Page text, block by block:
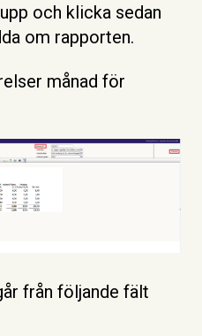
och klicka sedan
om rapporten.
månad för
från följande fält